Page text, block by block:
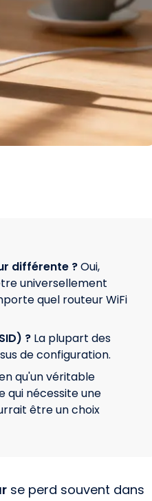
différente ?Oui,
universellement
quel routeur WiFi
? La plupart des
de configuration.
qu'un véritable
qui nécessite une
être un choix
se perd souvent dans